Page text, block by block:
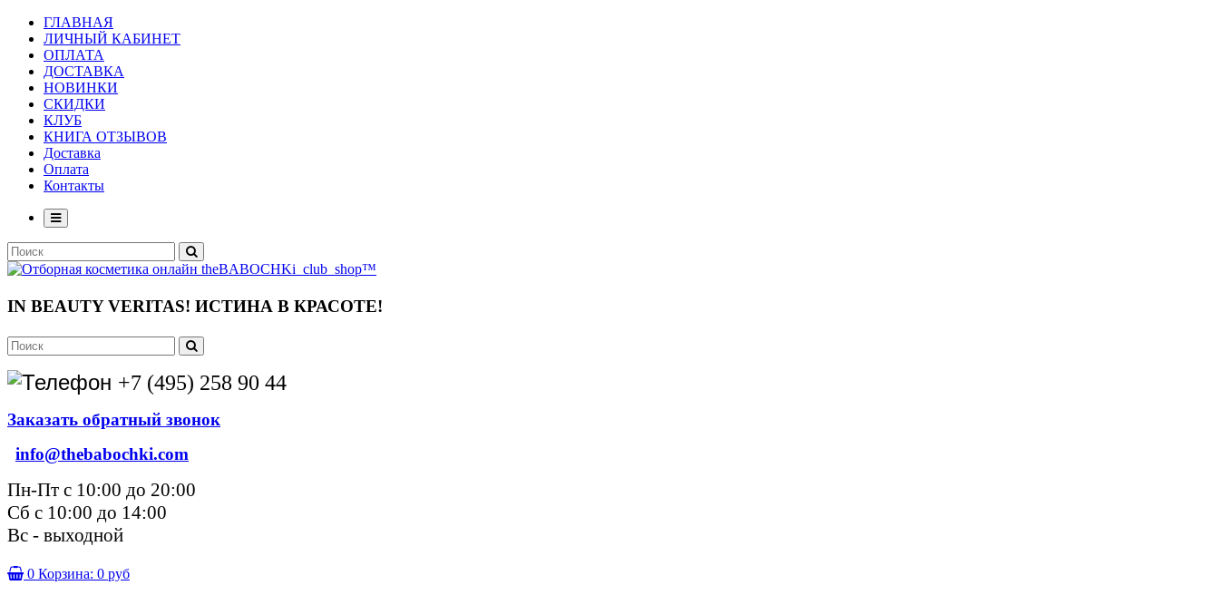
ГЛАВНАЯ
ЛИЧНЫЙ КАБИНЕТ
ОПЛАТА
ДОСТАВКА
НОВИНКИ
СКИДКИ
КЛУБ
КНИГА ОТЗЫВОВ
Доставка
Оплата
Контакты
IN BEAUTY VERITAS! ИСТИНА В КРАСОТЕ!
+7 (495) 258 90 44
Заказать обратный звонок
info@thebabochki.com
Пн-Пт с 10:00 до 20:00
Сб с 10:00 до 14:00
Вс - выходной
0 Корзина: 0 руб